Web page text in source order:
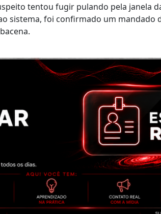
tentou fugir pulando pela janela
sistema, foi confirmado um mandado